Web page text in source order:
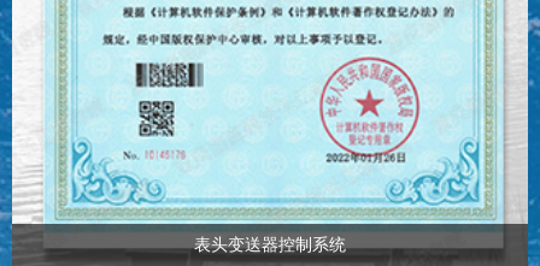
表头变送器控制系统